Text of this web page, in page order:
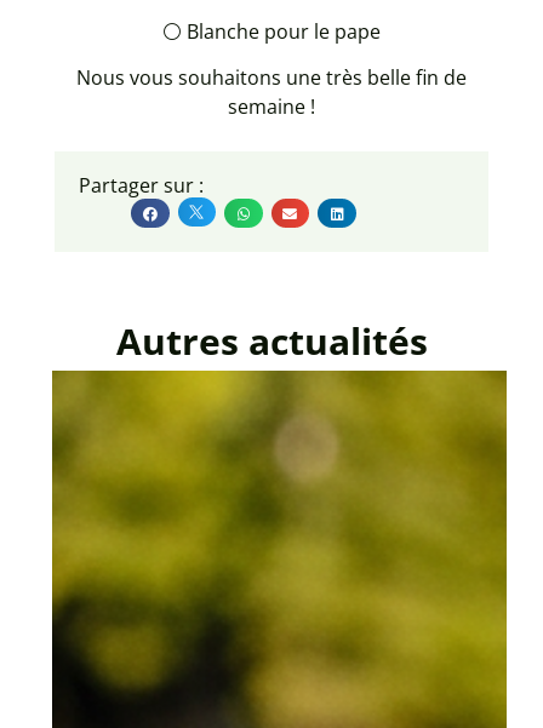
⚪ Blanche pour le pape
Nous vous souhaitons une très belle fin de
semaine !
Partager sur :
Autres actualités